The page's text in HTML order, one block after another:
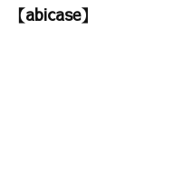
リ【abicase】